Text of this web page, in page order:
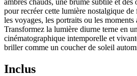
pour recréer cette lumière nostalgique
les voyages, les portraits ou les moments
Transformez la lumière diurne terne en
cinématographique intemporelle et
briller comme un coucher de soleil
Inclus